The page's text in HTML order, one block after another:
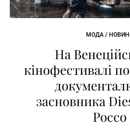
МОДА /
На
кінофестивалі
засновника
Россо